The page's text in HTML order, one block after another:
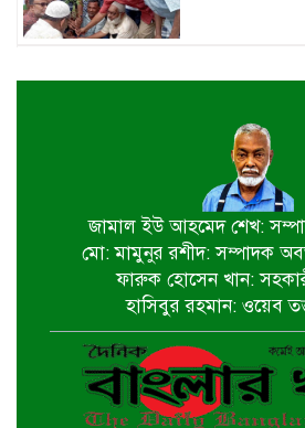
পাচার করে
শার্শা ও
কাচাঁ মরিচের
দিঘলিয়ায়
উদ্যোগে ও
জলাবদ্ধতার
বাগেরহাটে ৯
ইয়াবাসহ মাদক
জামাল ইউ আহমেদ শেখ:
মো: মামুনুর রশীদ: সম্পাদক
ফারুক হোসেন খান:
হাসিবুর রহমান: ওয়েব